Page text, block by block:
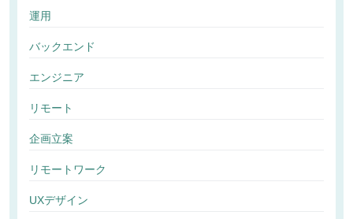
運用
バックエンド
エンジニア
リモート
企画立案
リモートワーク
UXデザイン